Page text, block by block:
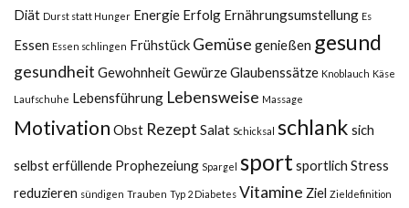
Diät Durst statt Hunger Energie Erfolg Ernährungsumstellung Es
Essen Essen schlingen Frühstück Gemüse genießen gesund
gesundheit GewohnheitGewürzeGlaubenssätze Knoblauch Käse
Laufschuhe Lebensführung Lebensweise Massage
Motivation Obst Rezept Salat Schicksal schlank sich
selbst erfüllende Prophezeiung Spargel sportsportlich Stress
reduzieren sündigen Trauben Typ 2 Diabetes Vitamine Ziel Zieldefinition